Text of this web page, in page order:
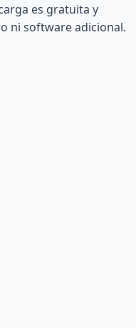
es gratuita y
ni software adicional.